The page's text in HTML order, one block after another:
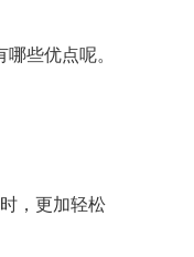
些优点呢。
，更加轻松